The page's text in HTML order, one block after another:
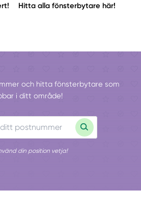
Hitta alla fönsterbytare här!
och hitta fönsterbytare som
i ditt område!
din position vetja!